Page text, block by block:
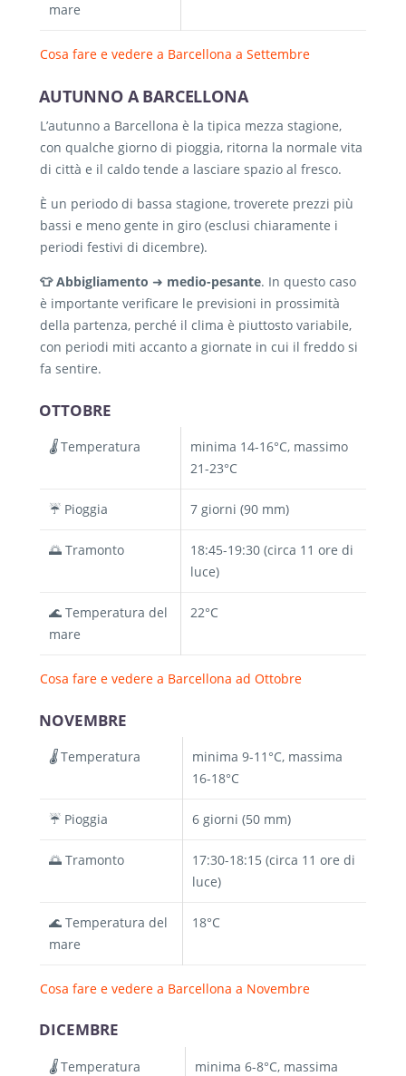
mare
Cosa fare e vedere a Barcellona a Settembre
AUTUNNO A BARCELLONA
L’autunno a Barcellona è la tipica mezza stagione,
con qualche giorno di pioggia, ritorna la normale vita
di città e il caldo tende a lasciare spazio al fresco.
È un periodo di bassa stagione, troverete prezzi più
bassi e meno gente in giro (esclusi chiaramente i
periodi festivi di dicembre).
👕 Abbigliamento ➜ medio-pesante. In questo caso
è importante verificare le previsioni in prossimità
della partenza, perché il clima è piuttosto variabile,
con periodi miti accanto a giornate in cui il freddo si
fa sentire.
OTTOBRE
🌡️Temperatura
minima 14-16°C, massimo
21-23°C
☔ Pioggia 7 giorni (90 mm)
🌅 Tramonto
18:45-19:30 (circa 11 ore di
luce)
🌊 Temperatura del
mare
22°C
Cosa fare e vedere a Barcellona ad Ottobre
NOVEMBRE
🌡️Temperatura
minima 9-11°C, massima
16-18°C
☔ Pioggia 6 giorni (50 mm)
🌅 Tramonto
17:30-18:15 (circa 11 ore di
luce)
🌊 Temperatura del
mare
18°C
Cosa fare e vedere a Barcellona a Novembre
DICEMBRE
🌡️Temperatura
minima 6-8°C, massima